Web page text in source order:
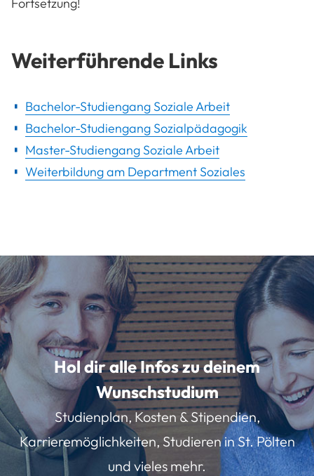
Weiterführende Links
Bachelor-Studiengang Soziale Arbeit
Bachelor-Studiengang Sozialpädagogik
Master-Studiengang Soziale Arbeit
Weiterbildung am Department Soziales
Hol dir alle Infos zu deinem
Wunschstudium
Studienplan, Kosten & Stipendien,
Karrieremöglichkeiten, Studieren in St. Pölten
und vieles mehr.